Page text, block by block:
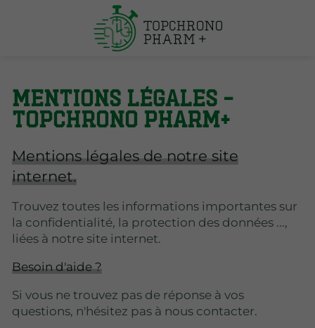
Mentions légales –
TOPCHRONO PHARM+
Mentions légales de notre site
internet.
Trouvez toutes les informations importantes sur
la confidentialité, la protection des données ...,
liées à notre site internet.
Besoin d'aide ?
Si vous ne trouvez pas de réponse à vos
questions, n'hésitez pas à nous contacter.